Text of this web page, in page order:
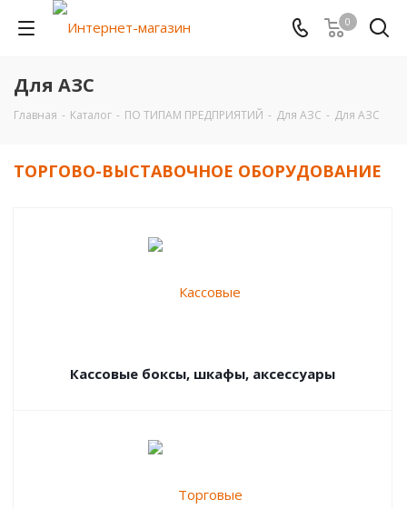
0
Для АЗС
Главная - Каталог - ПО ТИПАМ ПРЕДПРИЯТИЙ - Для АЗС - Для АЗС
ТОРГОВО-ВЫСТАВОЧНОЕ ОБОРУДОВАНИЕ
Кассовые боксы, шкафы, аксессуары